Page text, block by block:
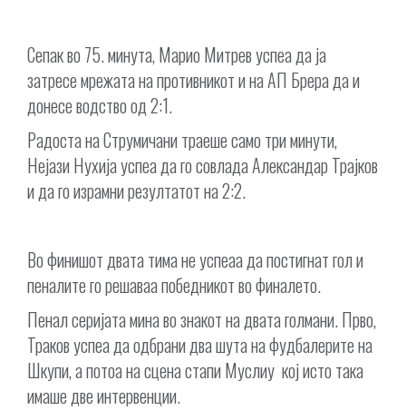
Сепак во 75. минута, Марио Митрев успеа да ја
затресе мрежата на противникот и на АП Брера да и
донесе водство од 2:1.
Радоста на Струмичани траеше само три минути,
Нејази Нухија успеа да го совлада Александар Трајков
и да го израмни резултатот на 2:2.
Во финишот двата тима не успеаа да постигнат гол и
пеналите го решаваа победникот во финалето.
Пенал серијата мина во знакот на двата голмани. Прво,
Траков успеа да одбрани два шута на фудбалерите на
Шкупи, а потоа на сцена стапи Муслиу кој исто така
имаше две интервенции.